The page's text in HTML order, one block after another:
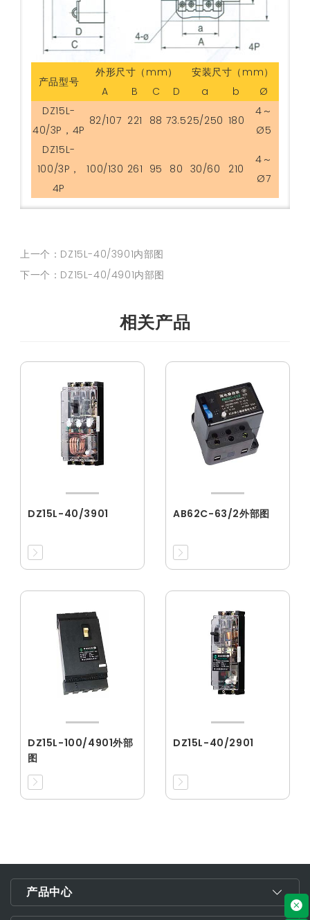
产品型号
外形尺寸（mm）
安装尺寸（mm）
A
B C D a b
Ø
DZ15L-
40/3P，4P
82/107 221 88 73.525/250 180
4～
Ø5
DZ15L-
100/3P，
4P
100/130 261 95 80 30/60 210
4～
Ø7
上一个：DZ15L-40/3901内部图
下一个：DZ15L-40/4901内部图
相关产品
DZ15L-40/3901 AB62C-63/2外部图
DZ15L-100/4901外部
图
DZ15L-40/2901
产品中心